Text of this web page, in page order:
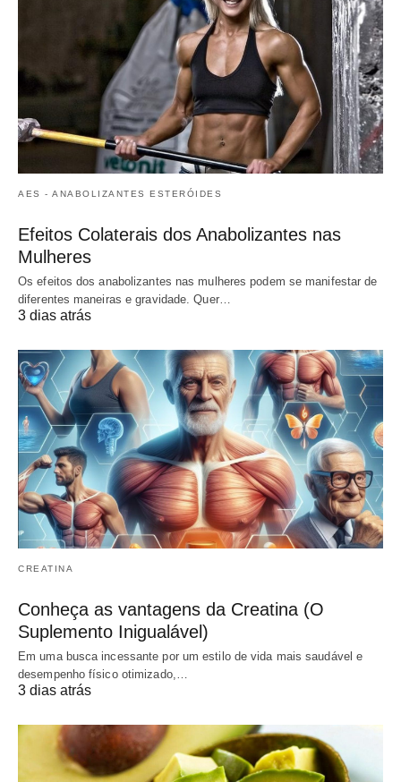
AES - ANABOLIZANTES ESTERÓIDES
Efeitos Colaterais dos Anabolizantes nas
Mulheres
Os efeitos dos anabolizantes nas mulheres podem se manifestar de
diferentes maneiras e gravidade. Quer…
3 dias atrás
CREATINA
Conheça as vantagens da Creatina (O
Suplemento Inigualável)
Em uma busca incessante por um estilo de vida mais saudável e
desempenho físico otimizado,…
3 dias atrás